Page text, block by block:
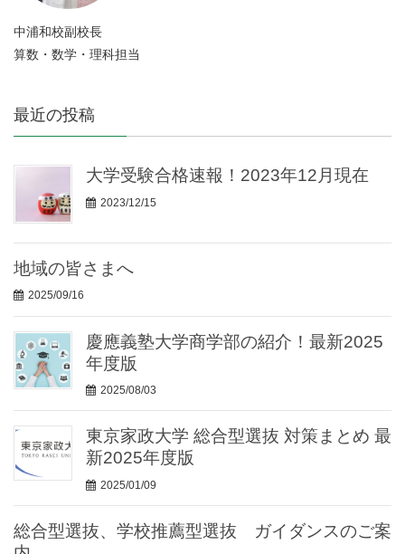
中浦和校副校長
算数・数学・理科担当
最近の投稿
大学受験合格速報！2023年12月現在
2023/12/15
地域の皆さまへ
2025/09/16
慶應義塾大学商学部の紹介！最新2025
年度版
2025/08/03
東京家政大学 総合型選抜 対策まとめ 最
新2025年度版
2025/01/09
総合型選抜、学校推薦型選抜 ガイダンスのご案